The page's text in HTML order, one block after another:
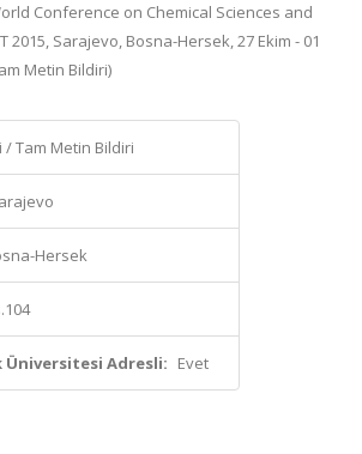
Conference on Chemical Sciences and
2015, Sarajevo, Bosna-Hersek, 27 Ekim - 01
Metin Bildiri)
/ Tam Metin Bildiri
Hersek
Üniversitesi Adresli: Evet